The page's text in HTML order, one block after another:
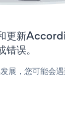
更新
误。
展，您可能会